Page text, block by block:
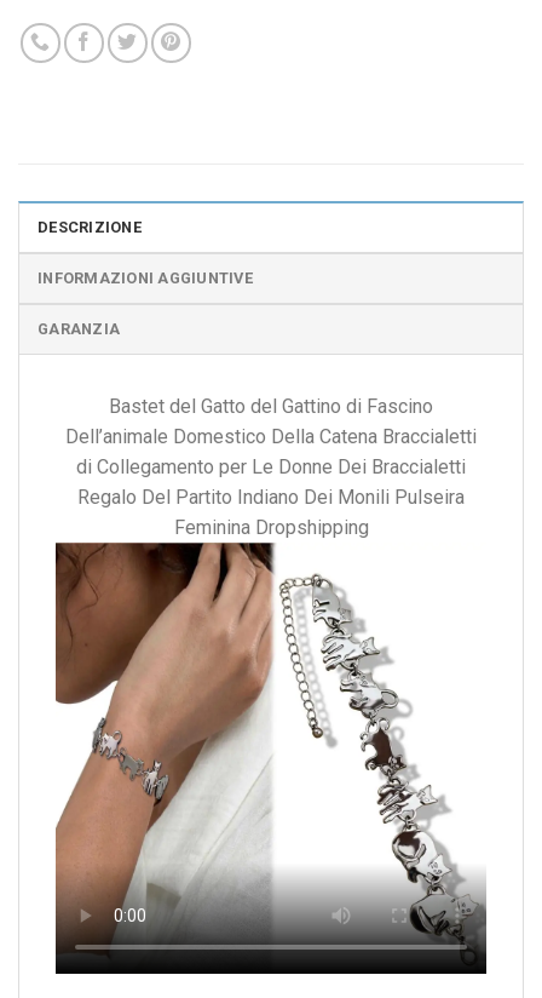
DESCRIZIONE
INFORMAZIONI AGGIUNTIVE
GARANZIA
Bastet del Gatto del Gattino di Fascino
Dell’animale Domestico Della Catena Braccialetti
di Collegamento per Le Donne Dei Braccialetti
Regalo Del Partito Indiano Dei Monili Pulseira
Feminina Dropshipping